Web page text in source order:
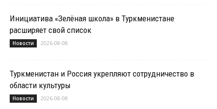
Инициатива «Зелёная школа» в Туркменистане
расширяет свой список
Новости 2026-08-08
Туркменистан и Россия укрепляют сотрудничество в
области культуры
Новости 2026-08-08